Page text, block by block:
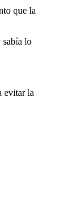
que la
sabía lo
evitar la